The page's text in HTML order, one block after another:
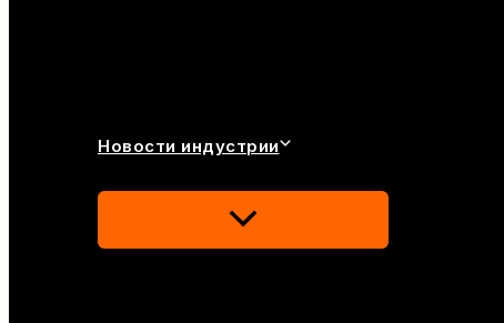
Новости индустрии
Переключатель